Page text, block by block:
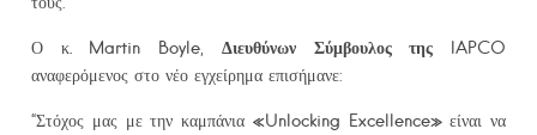
Ο κ. Martin Boyle Διευθύνων Σύμβουλος της IAPCO
αναφερόμενος στο νέο εγχείρημα επισήμανε:
“Στόχος μας με την καμπάνια «Unlocking Excellence»είναι να